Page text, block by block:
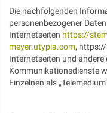
Die nachfolgenden
personenbezogener
Internetseiten https://
meyer.utypia.com,
Internetseiten und
Kommunikationsdienste
Einzelnen als